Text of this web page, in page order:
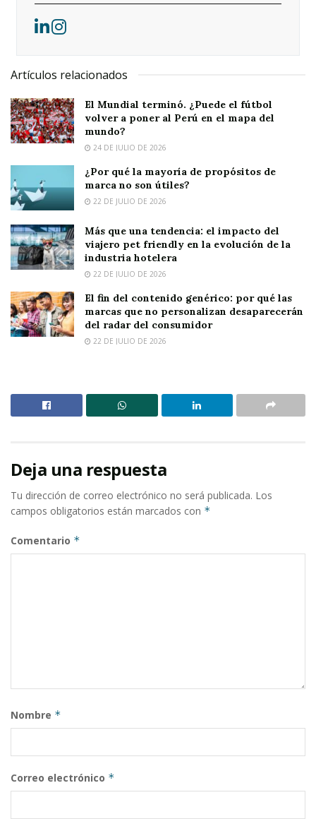
Artículos relacionados
El Mundial terminó. ¿Puede el fútbol
volver a poner al Perú en el mapa del
mundo?
24 DE JULIO DE 2026
¿Por qué la mayoría de propósitos de
marca no son útiles?
22 DE JULIO DE 2026
Más que una tendencia: el impacto del
viajero pet friendly en la evolución de la
industria hotelera
22 DE JULIO DE 2026
El fin del contenido genérico: por qué las
marcas que no personalizan desaparecerán
del radar del consumidor
22 DE JULIO DE 2026
Deja una respuesta
Tu dirección de correo electrónico no será publicada. Los
campos obligatorios están marcados con *
Comentario *
Nombre *
Correo electrónico *